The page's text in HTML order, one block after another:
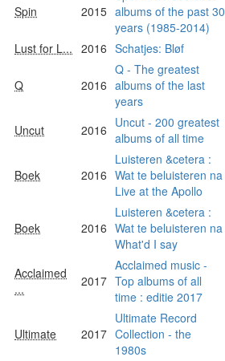
Spin 2015 albums of the past 30
years (1985-2014)
Lust for L... 2016 Schatjes: Bløf
Q 2016
Q - The greatest
albums of the last
years
Uncut 2016 Uncut - 200 greatest
albums of all time
Boek 2016
Luisteren &cetera :
Wat te beluisteren na
Live at the Apollo
Boek 2016
Luisteren &cetera :
Wat te beluisteren na
What'd I say
Acclaimed
...
2017
Acclaimed music -
Top albums of all
time : editie 2017
Ultimate 2017
Ultimate Record
Collection - the
1980s